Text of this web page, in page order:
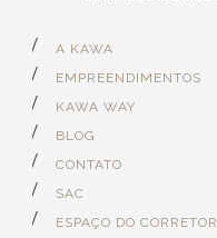
A KAWA
EMPREENDIMENTOS
KAWA WAY
BLOG
CONTATO
SAC
ESPAÇO DO CORRETOR